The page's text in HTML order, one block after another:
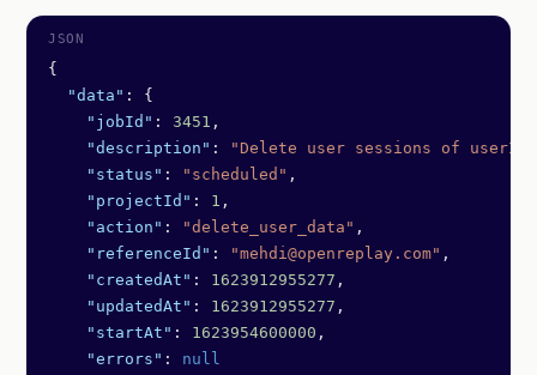
{
  "data"
: {
    "jobId"
: 3451 ,
    "description"
:
"Delete user sessions of userId =
    "status"
: "scheduled" ,
    "projectId"
: 1 ,
    "action"
: "delete_user_data" ,
    "referenceId"
: "mehdi@openreplay.com" ,
    "createdAt"
: 1623912955277 ,
    "updatedAt"
: 1623912955277 ,
    "startAt"
: 1623954600000 ,
    "errors"
: null